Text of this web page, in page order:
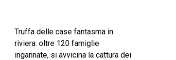
Truffa delle case fantasma in
riviera: oltre 120 famiglie
ingannate, si avvicina la cattura dei